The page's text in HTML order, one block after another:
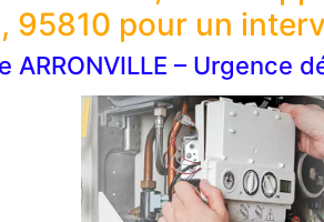
95810 pour un
ARRONVILLE – Urgence